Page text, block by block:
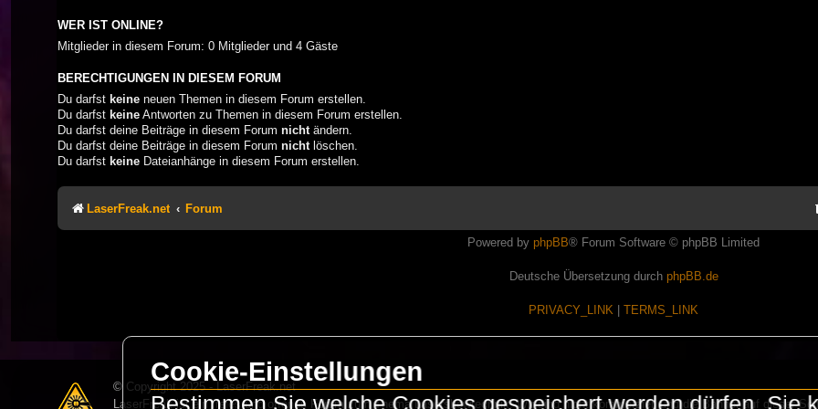
WER IST ONLINE?
Mitglieder in diesem Forum: 0 Mitglieder und 4 Gäste
BERECHTIGUNGEN IN DIESEM FORUM
Du darfst keine neuen Themen in diesem Forum erstellen.
Du darfst keine Antworten zu Themen in diesem Forum erstellen.
Du darfst deine Beiträge in diesem Forum nicht ändern.
Du darfst deine Beiträge in diesem Forum nicht löschen.
Du darfst keine Dateianhänge in diesem Forum erstellen.
LaserFreak.net Forum
Powered by phpBB® Forum Software © phpBB Limited
Deutsche Übersetzung durch phpBB.de
PRIVACY_LINK TERMS_LINK
© Copyright 2025 - LaserFreak.net
LaserFreak ist ein freies und offenes Forum zum Thema Lasershowtechnik. Wir sind nicht kommerziell und die Banner auf dieser
Cookie-Einstellungen
Bestimmen Sie welche Cookies gespeichert werden dürfen. Sie